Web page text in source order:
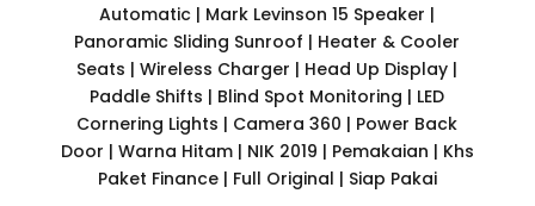
Automatic | Mark Levinson 15 Speaker |
Panoramic Sliding Sunroof | Heater & Cooler
Seats | Wireless Charger | Head Up Display |
Paddle Shifts | Blind Spot Monitoring | LED
Cornering Lights | Camera 360 | Power Back
Door | Warna Hitam | NIK 2019 | Pemakaian | Khs
Paket Finance | Full Original | Siap Pakai